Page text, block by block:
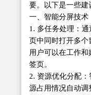
要。以下是一些建
一、智能分屏技术
1. 多任务处理：
页中同时打开多个
用户可以在工作
签页。
2. 资源优化分配
源占用情况自动调